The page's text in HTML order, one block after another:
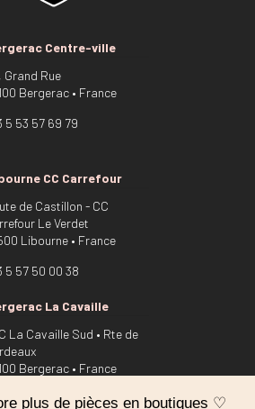
plus de pièces en boutiques ♡
Centre-ville
Grand Rue
Bergerac • France
5 53 57 69 79
CC Carrefour
de Castillon - CC
Le Verdet
Libourne • France
5 57 50 00 38
La Cavaille
La Cavaille Sud • Rte de
Bergerac • France
5 53 22 54 94
pour vous offrir la meilleure